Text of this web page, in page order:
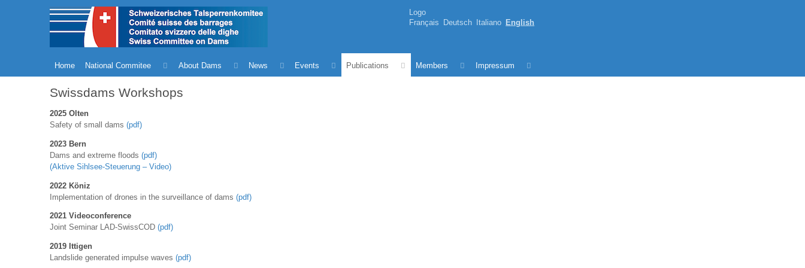
Logo
Français
Deutsch Italiano English
Home National Commitee About Dams News Events Publications Members Impressum
Swissdams Workshops
2025 Olten
Safety of small dams (pdf)
2023 Bern
Dams and extreme floods (pdf)
(Aktive Sihlsee-Steuerung – Video)
2022 Köniz
Implementation of drones in the surveillance of dams (pdf)
2021 Videoconference
Joint Seminar LAD-SwissCOD (pdf)
2019 Ittigen
Landslide generated impulse waves (pdf)